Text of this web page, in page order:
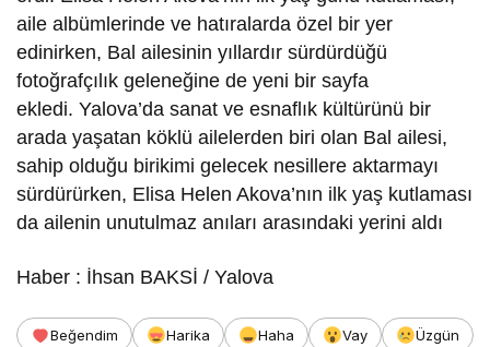
aile albümlerinde ve hatıralarda özel bir yer
edinirken, Bal ailesinin yıllardır sürdürdüğü
fotoğrafçılık geleneğine de yeni bir sayfa
ekledi. Yalova’da sanat ve esnaflık kültürünü bir
arada yaşatan köklü ailelerden biri olan Bal ailesi,
sahip olduğu birikimi gelecek nesillere aktarmayı
sürdürürken, Elisa Helen Akova’nın ilk yaş kutlaması
da ailenin unutulmaz anıları arasındaki yerini aldı
Haber : İhsan BAKSİ / Yalova
Beğendim Harika Haha Vay
Üzgün